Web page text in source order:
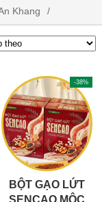
Khang
-38%
BỘT GẠO LỨT
SENCAO MỘC